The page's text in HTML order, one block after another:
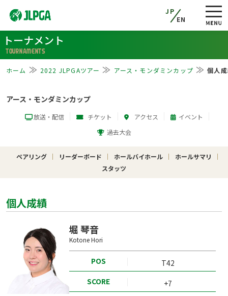
JP
EN
トーナメント
TOURNAMENTS
ホーム 2022 JLPGAツアー アース・モンダミンカップ 個人
アース・モンダミンカップ
放送・配信 チケット アクセス
イベント
過去大会
ペアリング リーダーボード ホールバイホール
ホールサマリ
スタッツ
個人成績
堀 琴音
Kotone Hori
POS
T42
SCORE
+7